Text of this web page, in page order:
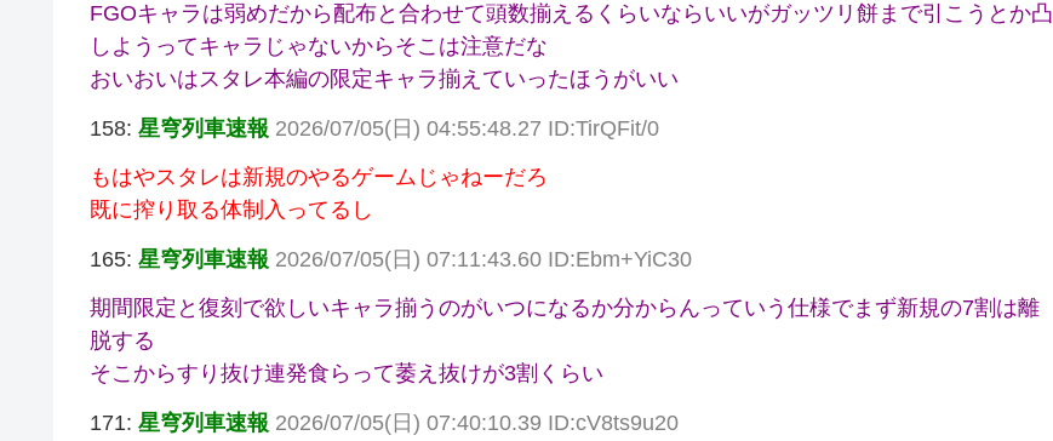
FGOキャラは弱めだから配布と合わせて頭数揃えるくらいならいいがガッツリ餅まで引こうとか凸
しようってキャラじゃないからそこは注意だな
おいおいはスタレ本編の限定キャラ揃えていったほうがいい
158: 星穹列車速報 2026/07/05(日) 04:55:48.27 ID:TirQFit/0
もはやスタレは新規のやるゲームじゃねーだろ
既に搾り取る体制入ってるし
165: 星穹列車速報 2026/07/05(日) 07:11:43.60 ID:Ebm+YiC30
期間限定と復刻で欲しいキャラ揃うのがいつになるか分からんっていう仕様でまず新規の7割は離
脱する
そこからすり抜け連発食らって萎え抜けが3割くらい
171: 星穹列車速報 2026/07/05(日) 07:40:10.39 ID:cV8ts9u20